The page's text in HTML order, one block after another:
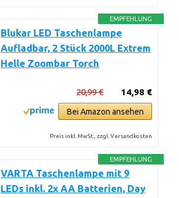
EMPFEHLUNG
Blukar LED Taschenlampe
Aufladbar, 2 Stück 2000L Extrem
Helle Zoombar Torch
14,98 €
20,99 €
Bei Amazon ansehen
Preis inkl. MwSt., zzgl. Versandkosten
EMPFEHLUNG
VARTA Taschenlampe mit 9
LEDs inkl. 2x AA Batterien, Day